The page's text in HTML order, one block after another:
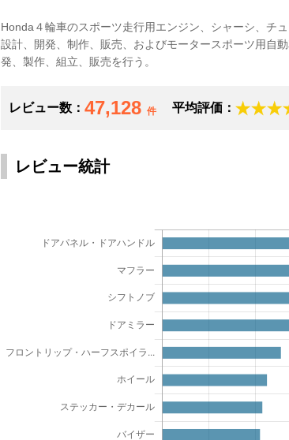
Honda４輪車のスポーツ走行用エンジン、シャーシ、チ
設計、開発、制作、販売、およびモータースポーツ用自
発、製作、組立、販売を行う。
レビュー数： 47,128 件 平均評価：
レビュー統計